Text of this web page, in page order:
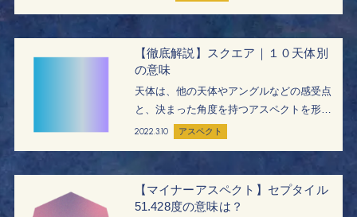
わせによる意味を解説します。 オポジショ
ンとは メジャーアスペク…
【徹底解説】スクエア｜１０天体別
の意味
天体は、他の天体やアングルなどの感受点
と、決まった角度を持つアスペクトを形成
します。 代表的なメジャーアスペクトのひ
スクエアとは ・メジャーアス…
2022.3.10 アスペクト
【マイナーアスペクト】セプタイル
51.428度の意味は？